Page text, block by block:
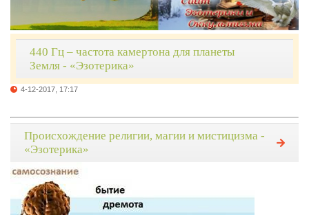
440 Гц – частота камертона для планеты
Земля - «Эзотерика»
4-12-2017, 17:17
Происхождение религии, магии и мистицизма -
«Эзотерика»